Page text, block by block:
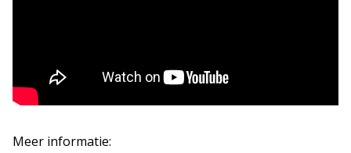
Meer informatie: